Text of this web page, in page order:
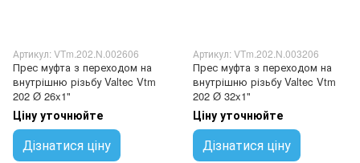
Артикул: VTm.202.N.002606
Прес муфта з переходом на
внутрішню різьбу Valtec Vtm
202 Ø 26x1"
Ціну уточнюйте
Дізнатися ціну
Артикул: VTm.202.N.003206
Прес муфта з переходом на
внутрішню різьбу Valtec Vtm
202 Ø 32x1"
Ціну уточнюйте
Дізнатися ціну